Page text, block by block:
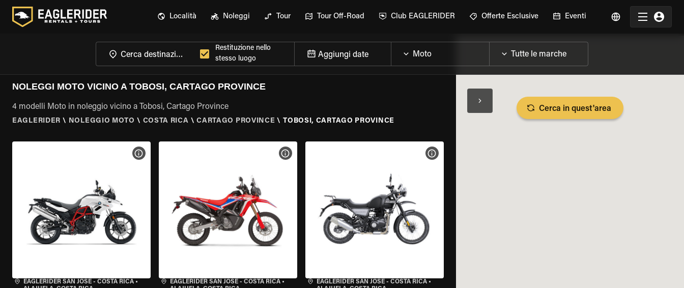
Località Noleggi Tour Tour Off-Road Club EAGLERIDER Offerte Esclusive Eventi
Restituzione nello
stesso luogo
Aggiungi date
NOLEGGI MOTO VICINO A TOBOSI, CARTAGO PROVINCE
4 modelli Moto in noleggio vicino a Tobosi, Cartago Province
EAGLERIDER \ NOLEGGIO MOTO \ COSTA RICA \ CARTAGO PROVINCE \ TOBOSI, CARTAGO PROVINCE
EAGLERIDER SAN JOSE - COSTA RICA •
VISUALIZZA SPECIFICHE DELLA MOTO
EAGLERIDER SAN JOSE - COSTA RICA•
VISUALIZZA SPECIFICHE DELLA MOTO
EAGLERIDER SAN JOSE - COSTA RICA•
VISUALIZZA SPECIFICHE DELLA MOTO
Cerca in quest'area